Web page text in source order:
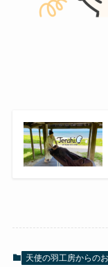
天使の羽工房からの